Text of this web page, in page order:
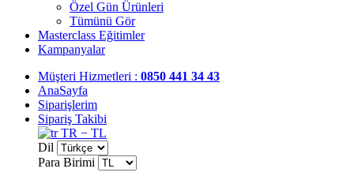
Özel Gün Ürünleri
Tümünü Gör
Masterclass Eğitimler
Kampanyalar
Müşteri Hizmetleri : 0850 441 34 43
AnaSayfa
Siparişlerim
Sipariş Takibi
TR − TL
Dil
Para Birimi